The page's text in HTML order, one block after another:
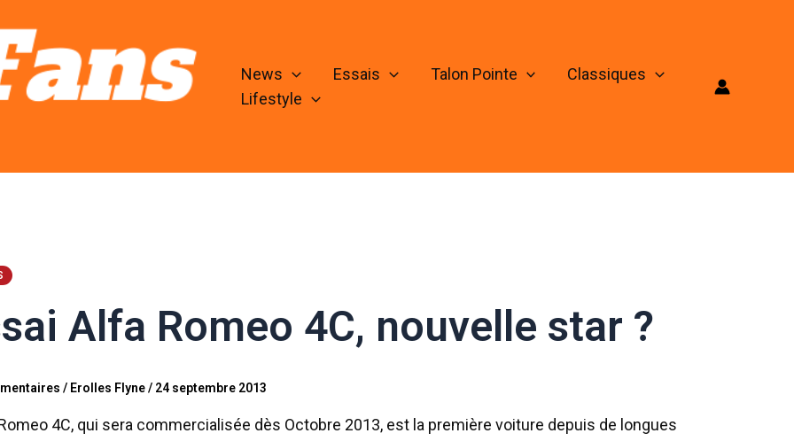
News Essais Talon Pointe
Classiques
Lifestyle
Alfa Romeo 4C, nouvelle star ?
/ Erolles Flyne/ 24 septembre 2013
Romeo 4C, qui sera commercialisée dès Octobre 2013, est la première voiture depuis de longues